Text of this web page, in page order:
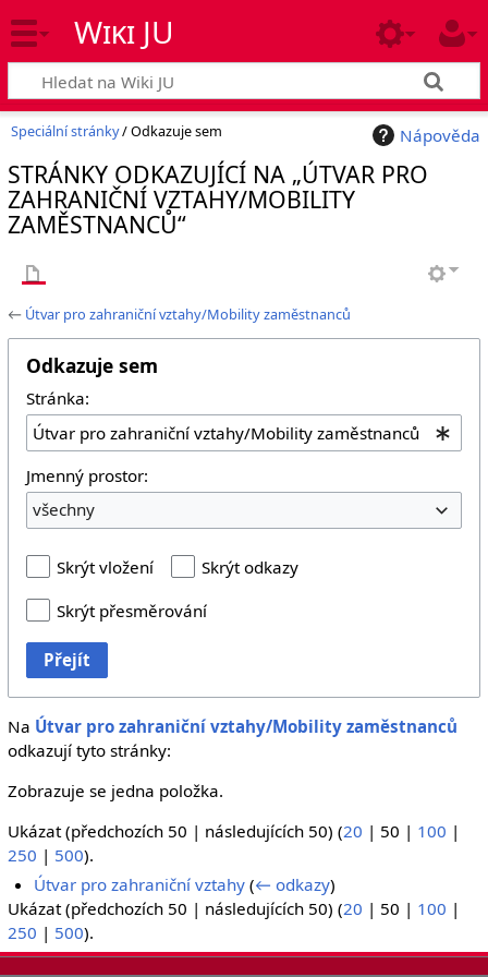
Wiki JU
Nápověda
Speciální stránky/ Odkazuje sem
STRÁNKY ODKAZUJÍCÍ NA „ÚTVAR PRO
ZAHRANIČNÍ VZTAHY/MOBILITY
ZAMĚSTNANCŮ“
← Útvar pro zahraniční vztahy/Mobility zaměstnanců
Odkazuje sem
Stránka:
Jmenný prostor:
všechny
Skrýt vložení
Skrýt odkazy
Skrýt přesměrování
Přejít
Na Útvar pro zahraniční vztahy/Mobility zaměstnanců
odkazují tyto stránky:
Zobrazuje se jedna položka.
Ukázat (předchozích 50 | následujících 50) (20 | 50 | 100 |
250 | 500).
Útvar pro zahraniční vztahy (← odkazy)
Ukázat (předchozích 50 | následujících 50) (20 | 50 | 100 |
250 | 500).